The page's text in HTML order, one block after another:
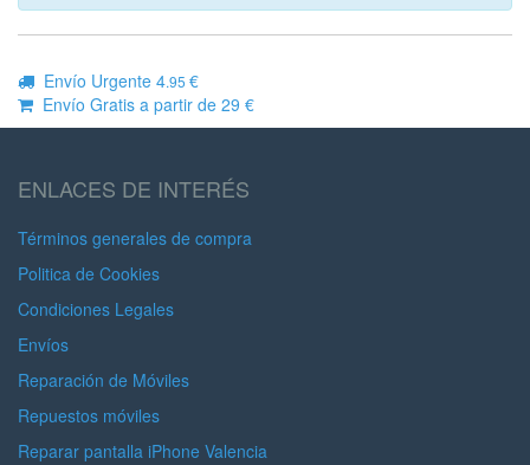
Envío Urgente 4.95 €
Envío Gratis a partir de 29 €
ENLACES DE INTERÉS
Términos generales de compra
Politica de Cookies
Condiciones Legales
Envíos
Reparación de Móviles
Repuestos móviles
Reparar pantalla iPhone Valencia